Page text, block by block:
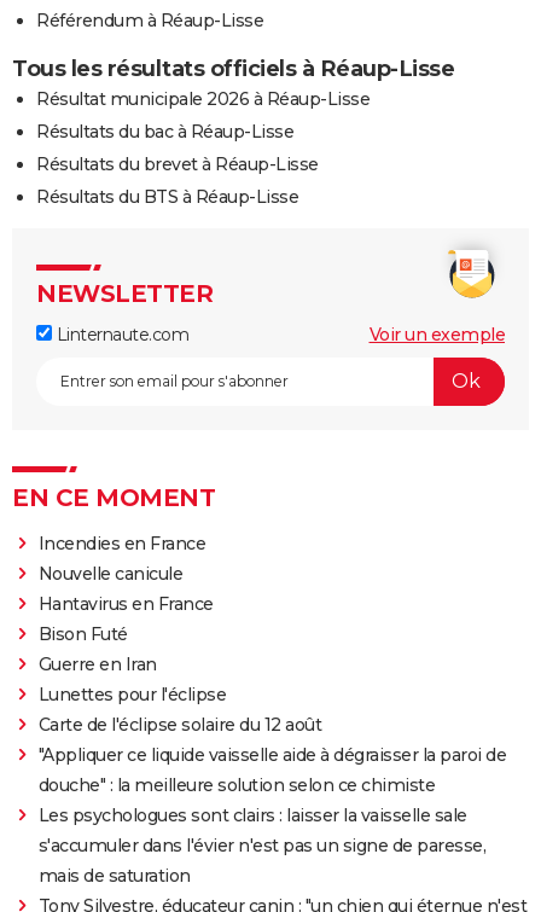
Référendum à Réaup-Lisse
Tous les résultats officiels à Réaup-Lisse
Résultat municipale 2026 à Réaup-Lisse
Résultats du bac à Réaup-Lisse
Résultats du brevet à Réaup-Lisse
Résultats du BTS à Réaup-Lisse
NEWSLETTER
Linternaute.com Voir un exemple
EN CE MOMENT
Incendies en France
Nouvelle canicule
Hantavirus en France
Bison Futé
Guerre en Iran
Lunettes pour l'éclipse
Carte de l'éclipse solaire du 12 août
"Appliquer ce liquide vaisselle aide à dégraisser la paroi de
douche" : la meilleure solution selon ce chimiste
Les psychologues sont clairs : laisser la vaisselle sale
s'accumuler dans l'évier n'est pas un signe de paresse,
mais de saturation
Tony Silvestre, éducateur canin : "un chien qui éternue n'est